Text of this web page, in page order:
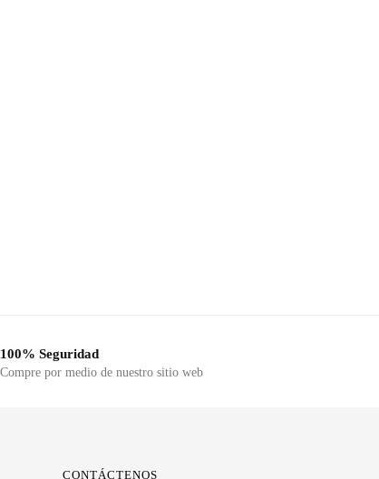
100% Seguridad
Compre por medio de nuestro sitio web
CONTÁCTENOS